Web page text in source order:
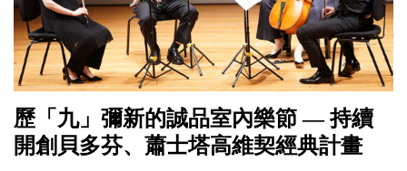
歷「九」彌新的誠品室內樂節 — 持續
開創貝多芬、蕭士塔高維契經典計畫